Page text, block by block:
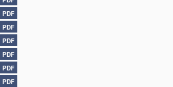
PDF
PDF
PDF
PDF
PDF
PDF